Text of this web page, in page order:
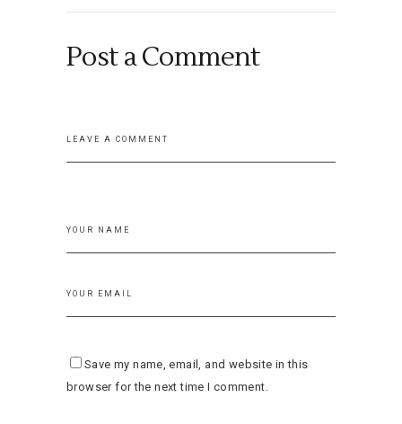
Post a Comment
Save my name, email, and website in this
browser for the next time I comment.